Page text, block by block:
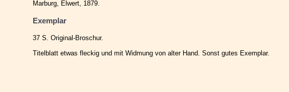
Marburg, Elwert, 1879.
Exemplar
37 S. Original-Broschur.
Titelblatt etwas fleckig und mit Widmung von alter Hand. Sonst gutes Exemplar.